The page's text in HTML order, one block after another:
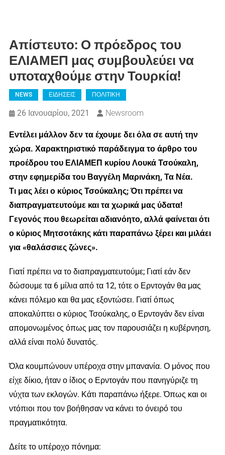
Απίστευτο: Ο πρόεδρος του
ΕΛΙΑΜΕΠ μας συμβουλεύει να
υποταχθούμε στην Τουρκία!
NEWS ΕΙΔΗΣΕΙΣ ΠΟΛΙΤΙΚΗ
26 Ιανουαρίου, 2021 Newsroom
Εντέλει μάλλον δεν τα έχουμε δει όλα σε αυτή την
χώρα. Χαρακτηριστικό παράδειγμα το άρθρο του
προέδρου του ΕΛΙΑΜΕΠ κυρίου Λουκά Τσούκαλη,
στην εφημερίδα του Βαγγέλη Μαρινάκη, Τα Νέα.
Τι μας λέει ο κύριος Τσούκαλης; Ότι πρέπει να
διαπραγματευτούμε και τα χωρικά μας ύδατα!
Γεγονός που θεωρείται αδιανόητο, αλλά φαίνεται ότι
ο κύριος Μητσοτάκης κάτι παραπάνω ξέρει και μιλάει
για «θαλάσσιες ζώνες».
Γιατί πρέπει να το διαπραγματευτούμε; Γιατί εάν δεν
δώσουμε τα 6 μίλια από τα 12, τότε ο Ερντογάν θα μας
κάνει πόλεμο και θα μας εξοντώσει. Γιατί όπως
αποκαλύπτει ο κύριος Τσούκαλης, ο Ερντογάν δεν είναι
απομονωμένος όπως μας τον παρουσιάζει η κυβέρνηση,
αλλά είναι πολύ δυνατός.
Όλα κουμπώνουν υπέροχα στην μπανανία. Ο μόνος που
είχε δίκιο, ήταν ο ίδιος ο Ερντογάν που πανηγύριζε τη
νύχτα των εκλογών. Κάτι παραπάνω ήξερε. Όπως και οι
ντόπιοι που τον βοήθησαν να κάνει το όνειρό του
πραγματικότητα.
Δείτε το υπέροχο πόνημα: